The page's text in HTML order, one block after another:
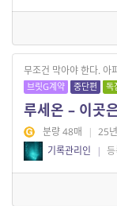
무조건 막아야 한다. 아
브릿G계약 중단편 독
루세온 – 이곳
분량 48매 | 25
기록관리인
|